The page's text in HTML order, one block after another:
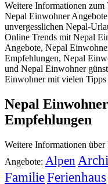
Weitere Informationen
Nepal Einwohner
unvergesslichen Nepal-
Online Trends mit Nepal
Angebote, Nepal
Empfehlungen, Nepal
und Nepal Einwohner
Einwohner mit vielen Tipps
Nepal
Empfehlungen
Weitere Informationen
Angebote: Alpen
FamilieFerienhaus